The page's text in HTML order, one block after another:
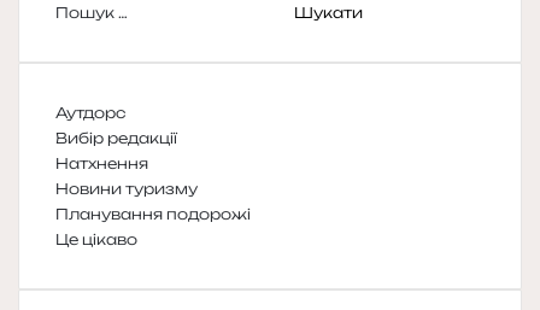
Пошук:
Аутдорс
Вибір редакції
Натхнення
Новини туризму
Планування подорожі
Це цікаво